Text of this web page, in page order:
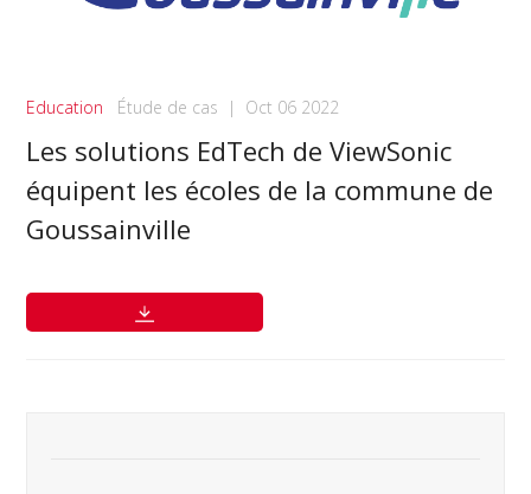
Education Étude de cas | Oct 06 2022
Les solutions EdTech de ViewSonic
équipent les écoles de la commune de
Goussainville